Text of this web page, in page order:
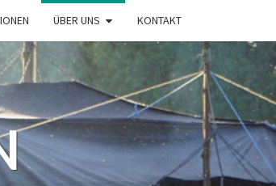
ÜBER UNS KONTAKT